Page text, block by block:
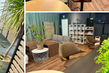
ス）